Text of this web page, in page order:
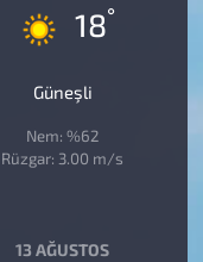
18°
Güneşli
Nem: %62
Rüzgar: 3.00 m/s
13 AĞUSTOS